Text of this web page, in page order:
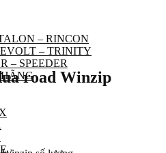
– RINCON
– TRINITY
– SPEEDER
road Winzip